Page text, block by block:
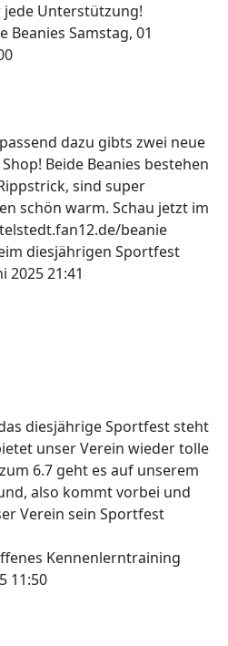
Unterstützung!
Beanies Samstag, 01
dazu gibts zwei neue
Beide Beanies bestehen
sind super
schön warm. Schau jetzt im
beanie
diesjährigen Sportfest
2025 21:41
diesjährige Sportfest steht
unser Verein wieder tolle
6.7 geht es auf unserem
also kommt vorbei und
Verein sein Sportfest
Kennenlerntraining
11:50